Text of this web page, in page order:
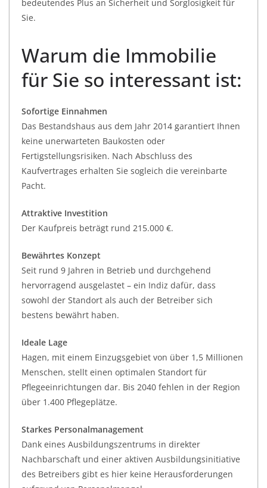
bedeutendes Plus an Sicherheit und Sorglosigkeit für
Sie.
Warum die Immobilie
für Sie so interessant ist:
Sofortige Einnahmen
Das Bestandshaus aus dem Jahr 2014 garantiert Ihnen
keine unerwarteten Baukosten oder
Fertigstellungsrisiken. Nach Abschluss des
Kaufvertrages erhalten Sie sogleich die vereinbarte
Pacht.
Attraktive Investition
Der Kaufpreis beträgt rund 215.000 €.
Bewährtes Konzept
Seit rund 9 Jahren in Betrieb und durchgehend
hervorragend ausgelastet – ein Indiz dafür, dass
sowohl der Standort als auch der Betreiber sich
bestens bewährt haben.
Ideale Lage
Hagen, mit einem Einzugsgebiet von über 1,5 Millionen
Menschen, stellt einen optimalen Standort für
Pflegeeinrichtungen dar. Bis 2040 fehlen in der Region
über 1.400 Pflegeplätze.
Starkes Personalmanagement
Dank eines Ausbildungszentrums in direkter
Nachbarschaft und einer aktiven Ausbildungsinitiative
des Betreibers gibt es hier keine Herausforderungen